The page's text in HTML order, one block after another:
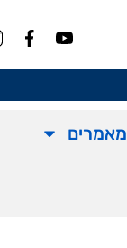
מאמרים